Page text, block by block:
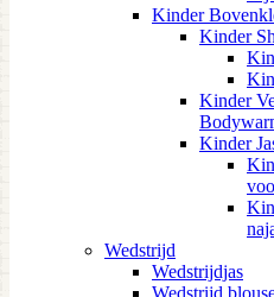
Kinder
Kinder
Kinder
Kinder
Wedstrijd
Wedstrijdjas